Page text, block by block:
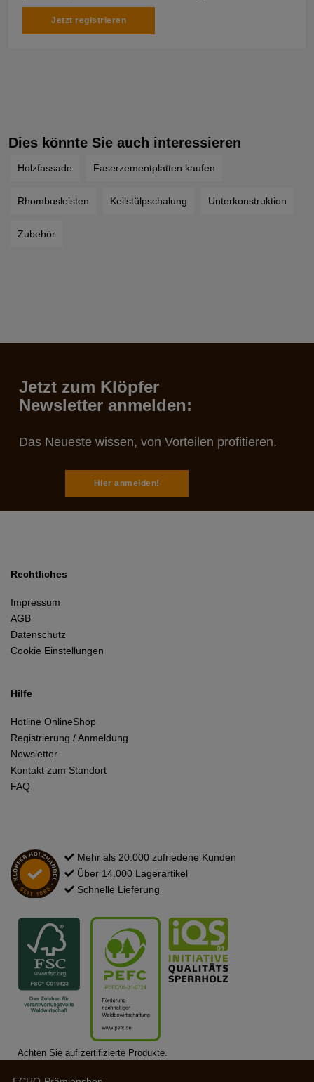
Jetzt registrieren
Dies könnte Sie auch interessieren
Holzfassade Faserzementplatten kaufen
Rhombusleisten Keilstülpschalung Unterkonstruktion
Zubehör
Jetzt zum Klöpfer
Newsletter anmelden:
Das Neueste wissen, von Vorteilen profitieren.
Hier anmelden!
Rechtliches
Impressum
AGB
Datenschutz
Cookie Einstellungen
Hilfe
Hotline OnlineShop
Registrierung / Anmeldung
Newsletter
Kontakt zum Standort
FAQ
Mehr als 20.000 zufriedene Kunden
Über 14.000 Lagerartikel
Schnelle Lieferung
Achten Sie auf zertifizierte Produkte.